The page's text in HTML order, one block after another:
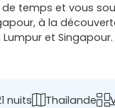
temps et vous
à la
Lumpur et Singapour.
nuits Thailande